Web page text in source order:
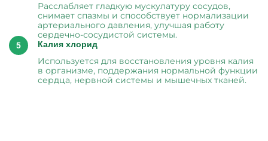
Расслабляет гладкую мускулатуру сосудов,
снимает спазмы и способствует нормализации
артериального давления, улучшая работу
сердечно-сосудистой системы.
Калия хлорид
Используется для восстановления уровня калия
в организме, поддержания нормальной функции
сердца, нервной системы и мышечных тканей.